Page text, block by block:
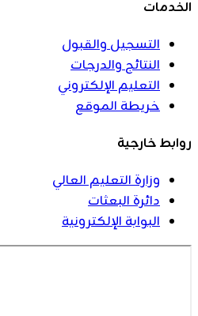
الخدمات
التسجيل والقبول
النتائج والدرجات
التعليم الإلكتروني
خريطة الموقع
روابط خارجية
وزارة التعليم العالي
دائرة البعثات
البوابة الإلكترونية